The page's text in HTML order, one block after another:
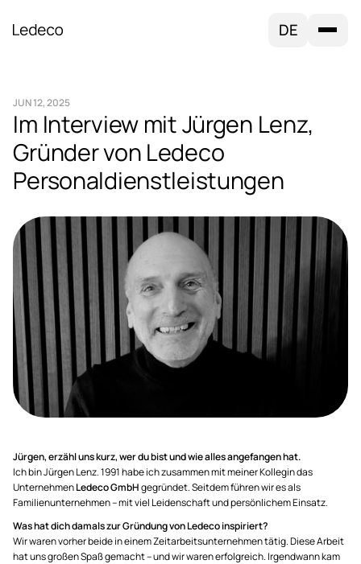
DE
JUN 12, 2025
Im Interview mit Jürgen Lenz,
Gründer von Ledeco
Personaldienstleistungen
Jürgen, erzähl uns kurz, wer du bist und wie alles angefangen hat.
Ich bin Jürgen Lenz. 1991 habe ich zusammen mit meiner Kollegin das
UnternehmenLedecoGmbHgegründet. Seitdem führen wir es als
Familienunternehmen – mit viel Leidenschaft und persönlichem Einsatz.
Was hat dich damals zur Gründung von Ledeco inspiriert?
Wir waren vorher beide in einem Zeitarbeitsunternehmen tätig. Diese Arbeit
hat uns großen Spaß gemacht – und wir waren erfolgreich. Irgendwann kam